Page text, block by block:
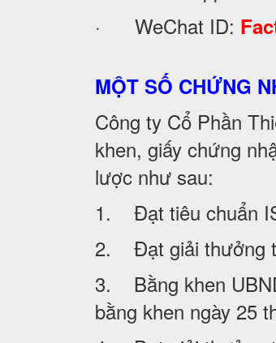
· WeChat ID:
MỘT SỐ CHỨNG
Công ty Cổ Phần
khen, giấy chứng
lược như sau:
1. Đạt tiêu chuẩn
2. Đạt giải thưởng
3. Bằng khen
bằng khen ngày 25